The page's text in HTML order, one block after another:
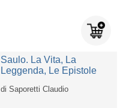
Saulo. La Vita, La
Leggenda, Le Epistole
diSaporetti Claudio